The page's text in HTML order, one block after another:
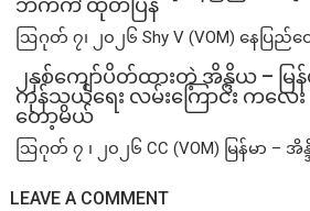
ဘက်က ထုတ်ပြန်
ဩဂုတ် ၇၊ ၂၀၂၆ Shy V (VOM) နေပြ
၂နှစ်​ကျော်ပိတ်ထားတဲ့ အိန္ဒိယ – မြ
ကုန်သွယ်ရေး လမ်းကြောင်း ကလေး
တော့မယ်
ဩဂုတ် ၇ ၊ ၂၀၂၆ CC (VOM) မြန်မာ –
LEAVE A COMMENT